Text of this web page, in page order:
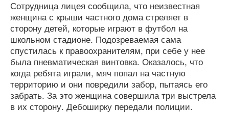
Сотрудница лицея сообщила, что неизвестная
женщина с крыши частного дома стреляет в
сторону детей, которые играют в футбол на
школьном стадионе. Подозреваемая сама
спустилась к правоохранителям, при себе у нее
была пневматическая винтовка. Оказалось, что
когда ребята играли, мяч попал на частную
территорию и они повредили забор, пытаясь его
забрать. За это женщина совершила три выстрела
в их сторону. Дебоширку передали полиции.